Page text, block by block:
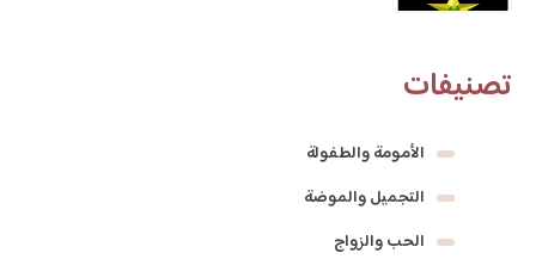
تصنيفات
الأمومة والطفولة
التجميل والموضة
الحب والزواج